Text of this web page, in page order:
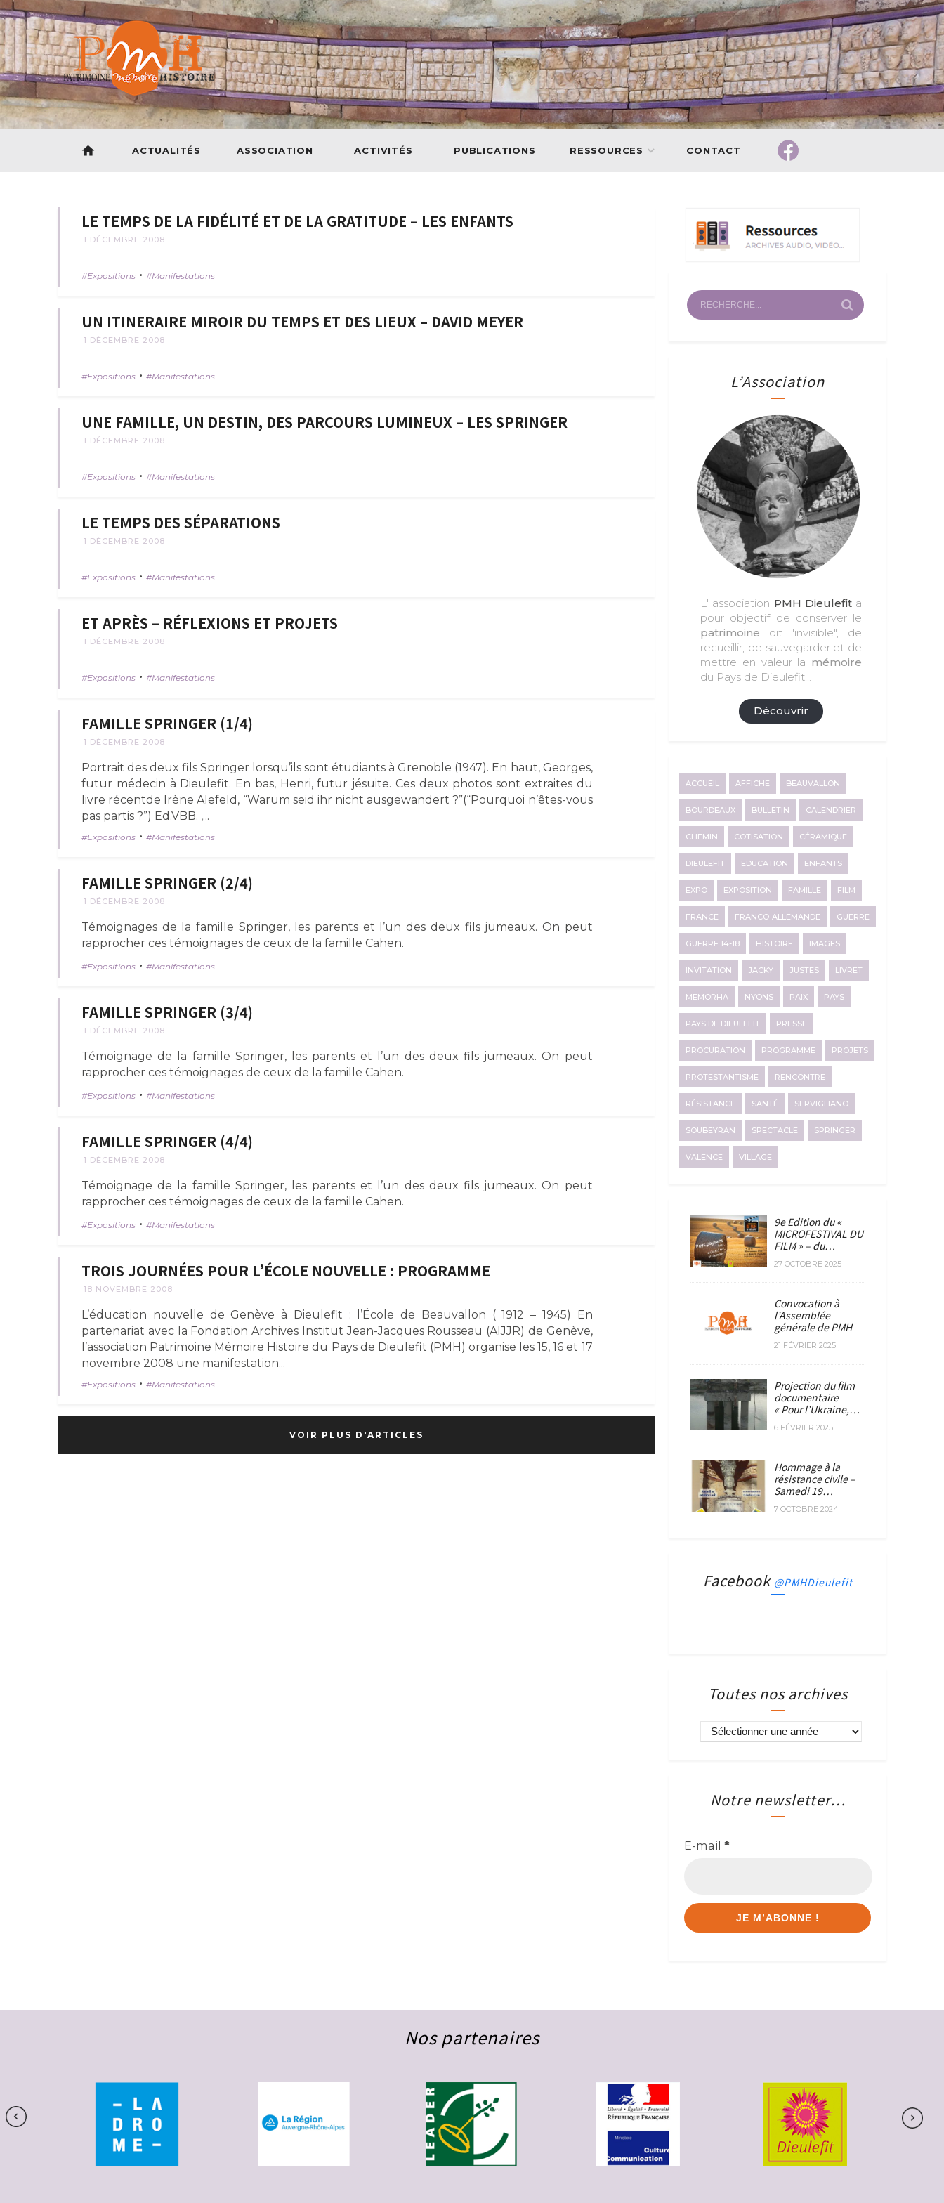
home ACTUALITÉS ASSOCIATION ACTIVITÉS PUBLICATIONS RESSOURCES CONTACT
LE TEMPS DE LA FIDÉLITÉ ET DE LA GRATITUDE – LES ENFANTS
1 DÉCEMBRE 2008
Expositions • Manifestations
UN ITINERAIRE MIROIR DU TEMPS ET DES LIEUX – DAVID MEYER
1 DÉCEMBRE 2008
Expositions • Manifestations
UNE FAMILLE, UN DESTIN, DES PARCOURS LUMINEUX – LES SPRINGER
1 DÉCEMBRE 2008
Expositions • Manifestations
LE TEMPS DES SÉPARATIONS
1 DÉCEMBRE 2008
Expositions • Manifestations
ET APRÈS – RÉFLEXIONS ET PROJETS
1 DÉCEMBRE 2008
Expositions • Manifestations
FAMILLE SPRINGER (1/4)
1 DÉCEMBRE 2008
Portrait des deux fils Springer lorsqu’ils sont étudiants à Grenoble (1947). En haut, Georges,
futur médecin à Dieulefit. En bas, Henri, futur jésuite. Ces deux photos sont extraites du
livre récentde Irène Alefeld, “Warum seid ihr nicht ausgewandert ?”(“Pourquoi n’êtes-vous
pas partis ?”) Ed.VBB. ,...
Expositions • Manifestations
FAMILLE SPRINGER (2/4)
1 DÉCEMBRE 2008
Témoignages de la famille Springer, les parents et l’un des deux fils jumeaux. On peut
rapprocher ces témoignages de ceux de la famille Cahen.
Expositions • Manifestations
FAMILLE SPRINGER (3/4)
1 DÉCEMBRE 2008
Témoignage de la famille Springer, les parents et l’un des deux fils jumeaux. On peut
rapprocher ces témoignages de ceux de la famille Cahen.
Expositions • Manifestations
FAMILLE SPRINGER (4/4)
1 DÉCEMBRE 2008
Témoignage de la famille Springer, les parents et l’un des deux fils jumeaux. On peut
rapprocher ces témoignages de ceux de la famille Cahen.
Expositions • Manifestations
TROIS JOURNÉES POUR L’ÉCOLE NOUVELLE : PROGRAMME
18 NOVEMBRE 2008
L’éducation nouvelle de Genève à Dieulefit : l’École de Beauvallon ( 1912 – 1945) En
partenariat avec la Fondation Archives Institut Jean-Jacques Rousseau (AIJJR) de Genève,
l’association Patrimoine Mémoire Histoire du Pays de Dieulefit (PMH) organise les 15, 16 et 17
novembre 2008 une manifestation...
Expositions • Manifestations
VOIR PLUS D'ARTICLES
L’Association
L' association PMH Dieulefita
pour objectif de conserver le
patrimoine dit "invisible", de
recueillir, de sauvegarder et de
mettre en valeur la mémoire
du Pays de Dieulefit...
Découvrir
ACCUEIL AFFICHE BEAUVALLON
BOURDEAUX BULLETIN CALENDRIER
CHEMIN COTISATION CÉRAMIQUE
DIEULEFIT EDUCATION ENFANTS
EXPO EXPOSITION FAMILLE FILM
FRANCE FRANCO-ALLEMANDE GUERRE
GUERRE 14-18 HISTOIRE IMAGES
INVITATION JACKY JUSTES LIVRET
MEMORHA NYONS PAIX PAYS
PAYS DE DIEULEFIT PRESSE
PROCURATION PROGRAMME PROJETS
PROTESTANTISME RENCONTRE
RÉSISTANCE SANTÉ SERVIGLIANO
SOUBEYRAN SPECTACLE SPRINGER
VALENCE VILLAGE
9e Edition du «
MICROFESTIVAL DU
FILM » – du…
27 OCTOBRE 2025
Convocation à
l’Assemblée
générale de PMH
21 FÉVRIER 2025
Projection du film
documentaire
« Pour l’Ukraine,…
6 FÉVRIER 2025
Hommage à la
résistance civile –
Samedi 19…
7 OCTOBRE 2024
Facebook @PMHDieulefit
Toutes nos archives
Notre newsletter…
E-mail *
Nos partenaires